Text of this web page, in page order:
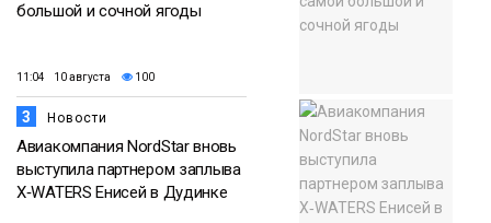
большой и сочной ягоды
11:04 10 августа 100
3 Новости
Авиакомпания NordStar вновь
выступила партнером заплыва
X‑WATERS Енисей в Дудинке